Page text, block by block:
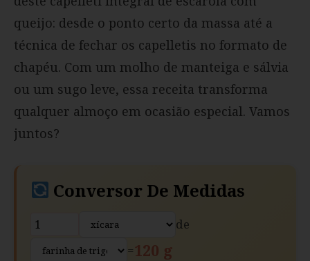
queijo: desde o ponto certo da massa até a
técnica de fechar os capelletis no formato de
chapéu. Com um molho de manteiga e sálvia
ou um sugo leve, essa receita transforma
qualquer almoço em ocasião especial. Vamos
juntos?
Conversor De Medidas
de
=120 g